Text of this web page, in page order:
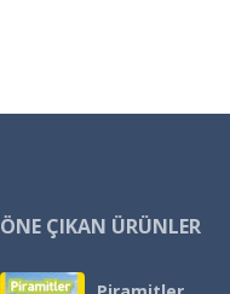
ÖNE ÇIKAN ÜRÜNLER